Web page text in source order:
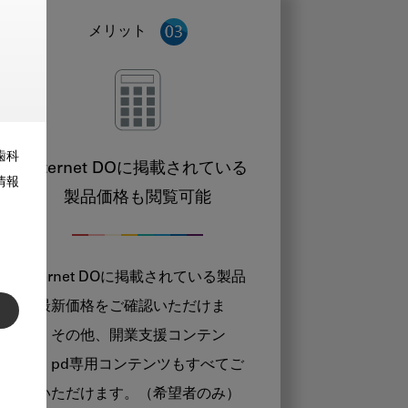
科
報
メリット
Internet DOに掲載されている
製品価格も閲覧可能
Internet DOに掲載されている製品
の最新価格をご確認いただけま
す。その他、開業支援コンテン
ツ、pd専用コンテンツもすべてご
覧いただけます。（希望者のみ）